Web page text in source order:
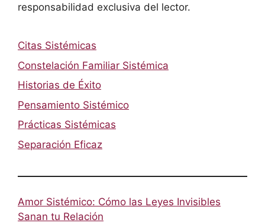
responsabilidad exclusiva del lector.
Citas Sistémicas
Constelación Familiar Sistémica
Historias de Éxito
Pensamiento Sistémico
Prácticas Sistémicas
Separación Eficaz
Amor Sistémico: Cómo las Leyes Invisibles
Sanan tu Relación